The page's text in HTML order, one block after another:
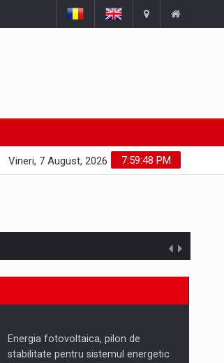
7:59:49 PM
Vineri, 7 August, 2026
Energia fotovoltaica, pilon de
stabilitate pentru sistemul energetic